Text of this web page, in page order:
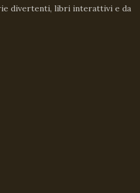
divertenti, libri interattivi e da